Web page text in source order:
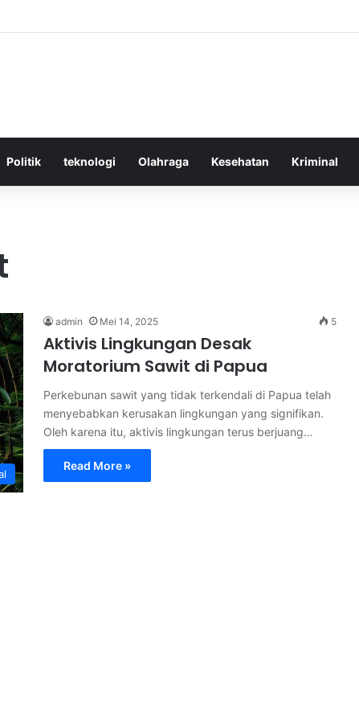
Politik teknologi Olahraga Kesehatan Kriminal
admin Mei 14, 2025 5
Aktivis Lingkungan Desak
Moratorium Sawit di Papua
Perkebunan sawit yang tidak terkendali di Papua telah
menyebabkan kerusakan lingkungan yang signifikan.
Oleh karena itu, aktivis lingkungan terus berjuang…
Read More »